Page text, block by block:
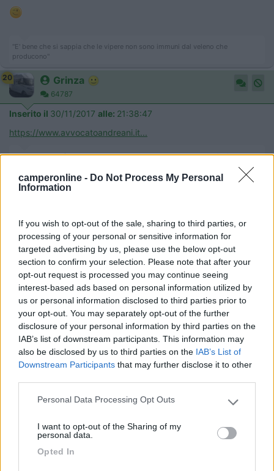
camperonline - Do Not Process My Personal
Information
If you wish to opt-out of the sale, sharing to third parties, or
processing of your personal or sensitive information for
targeted advertising by us, please use the below opt-out
section to confirm your selection. Please note that after your
opt-out request is processed you may continue seeing
interest-based ads based on personal information utilized by
us or personal information disclosed to third parties prior to
your opt-out. You may separately opt-out of the further
disclosure of your personal information by third parties on the
IAB’s list of downstream participants. This information may
also be disclosed by us to third parties on the IAB’s List of
Downstream Participants that may further disclose it to other
Please note that this website/app uses one or more Google
not limited to your visit or usage behaviour. You may click to
grant or deny consent to Google and its third-party tags to
use your data for below specified purposes in below Google
Personal Data Processing Opt Outs
I want to opt-out of the Sharing of my
personal data.
Opted In
"E' bene che si sappia che le vipere non sono immuni dal veleno che
producono"
20 Grinza
64787
Inserito il 30/11/2017 alle: 21:38:47
https://www.avvocatoandreani.it...
Il problema non è la gente che non comprende ma la gente che giudica quello
alpinalf
Inserito il30/11/2017 alle:22:20:13
In risposta al messaggio di carla & franco del30/11/2017 alle 20:39:52
Se faccio un prestito di 30.000 Euro al tasso fisso del 5% annuo
restituibile in massimo 5 anni, come faccio a calcolare l'interesse e
l'importo delle rate mensili?
Calcola 30.000 x 5 :100 + 580 spese istruzione pratica e
dividi per 60 rate = E 634.66 - se chiedi alla finanziaria o alla
banca la cessione del 5° dello stipendio, ti costa la metà.
Alpinalf
alpinalf